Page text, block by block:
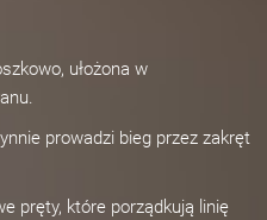
ułożona w
prowadzi bieg przez zakręt
pręty, które porządkują linię